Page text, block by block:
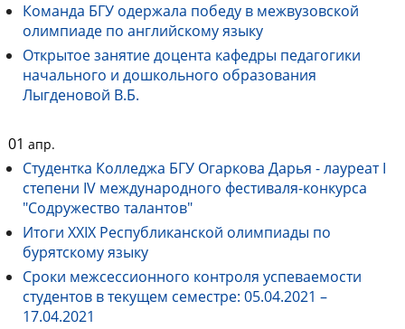
Команда БГУ одержала победу в межвузовской
олимпиаде по английскому языку
Открытое занятие доцента кафедры педагогики
начального и дошкольного образования
Лыгденовой В.Б.
01 апр.
Студентка Колледжа БГУ Огаркова Дарья - лауреат I
степени IV международного фестиваля-конкурса
"Содружество талантов"
Итоги XXIX Республиканской олимпиады по
бурятскому языку
Сроки межсессионного контроля успеваемости
студентов в текущем семестре: 05.04.2021 –
17.04.2021